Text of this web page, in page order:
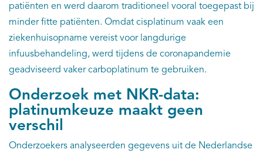
patiënten en werd daarom traditioneel vooral toegepast bij
minder fitte patiënten. Omdat cisplatinum vaak een
ziekenhuisopname vereist voor langdurige
infuusbehandeling, werd tijdens de coronapandemie
geadviseerd vaker carboplatinum te gebruiken.
Onderzoek met NKR-data:
platinumkeuze maakt geen
verschil
Onderzoekers analyseerden gegevens uit de Nederlandse